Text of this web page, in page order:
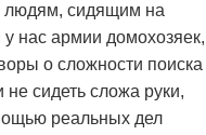
людям, сидящим на
нас армии домохозяек,
о сложности поиска
сидеть сложа руки,
реальных дел